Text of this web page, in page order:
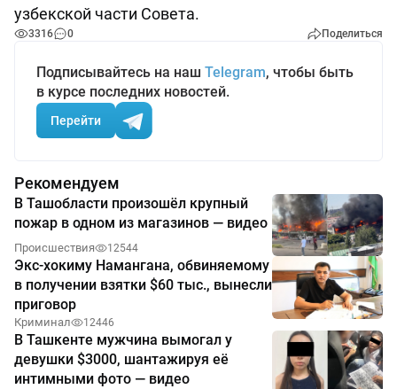
узбекской части Совета.
3316 0 Поделиться
Подписывайтесь на наш Telegram, чтобы быть
в курсе последних новостей.
Перейти
Рекомендуем
В Ташобласти произошёл крупный
пожар в одном из магазинов — видео
Происшествия 12544
Экс-хокиму Намангана, обвиняемому
в получении взятки $60 тыс., вынесли
приговор
Криминал 12446
В Ташкенте мужчина вымогал у
девушки $3000, шантажируя её
интимными фото — видео